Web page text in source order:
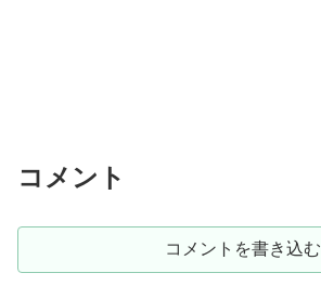
コメント
コメントを書き込む